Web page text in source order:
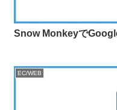
Snow Monkeyで
EC/WEB